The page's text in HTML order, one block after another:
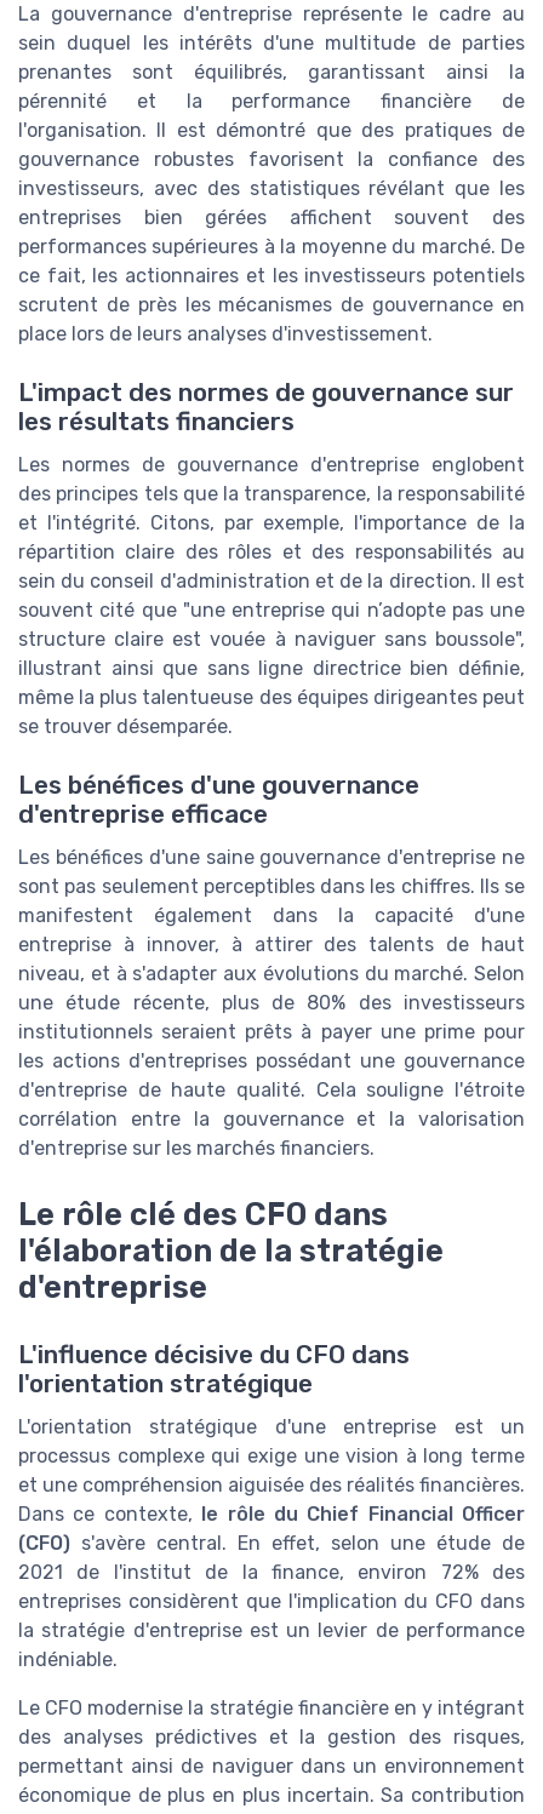
La gouvernance d'entreprise représente le cadre au
sein duquel les intérêts d'une multitude de parties
prenantes sont équilibrés, garantissant ainsi la
pérennité et la performance financière de
l'organisation. Il est démontré que des pratiques de
gouvernance robustes favorisent la confiance des
investisseurs, avec des statistiques révélant que les
entreprises bien gérées affichent souvent des
performances supérieures à la moyenne du marché. De
ce fait, les actionnaires et les investisseurs potentiels
scrutent de près les mécanismes de gouvernance en
place lors de leurs analyses d'investissement.
L'impact des normes de gouvernance sur
les résultats financiers
Les normes de gouvernance d'entreprise englobent
des principes tels que la transparence, la responsabilité
et l'intégrité. Citons, par exemple, l'importance de la
répartition claire des rôles et des responsabilités au
sein du conseil d'administration et de la direction. Il est
souvent cité que "une entreprise qui n’adopte pas une
structure claire est vouée à naviguer sans boussole",
illustrant ainsi que sans ligne directrice bien définie,
même la plus talentueuse des équipes dirigeantes peut
se trouver désemparée.
Les bénéfices d'une gouvernance
d'entreprise efficace
Les bénéfices d'une saine gouvernance d'entreprise ne
sont pas seulement perceptibles dans les chiffres. Ils se
manifestent également dans la capacité d'une
entreprise à innover, à attirer des talents de haut
niveau, et à s'adapter aux évolutions du marché. Selon
une étude récente, plus de 80% des investisseurs
institutionnels seraient prêts à payer une prime pour
les actions d'entreprises possédant une gouvernance
d'entreprise de haute qualité. Cela souligne l'étroite
corrélation entre la gouvernance et la valorisation
d'entreprise sur les marchés financiers.
Le rôle clé des CFO dans
l'élaboration de la stratégie
d'entreprise
L'influence décisive du CFO dans
l'orientation stratégique
L'orientation stratégique d'une entreprise est un
processus complexe qui exige une vision à long terme
et une compréhension aiguisée des réalités financières.
Dans ce contexte, le rôle du Chief Financial Officer
(CFO) s'avère central. En effet, selon une étude de
2021 de l'institut de la finance, environ 72% des
entreprises considèrent que l'implication du CFO dans
la stratégie d'entreprise est un levier de performance
indéniable.
Le CFO modernise la stratégie financière en y intégrant
des analyses prédictives et la gestion des risques,
permettant ainsi de naviguer dans un environnement
économique de plus en plus incertain. Sa contribution